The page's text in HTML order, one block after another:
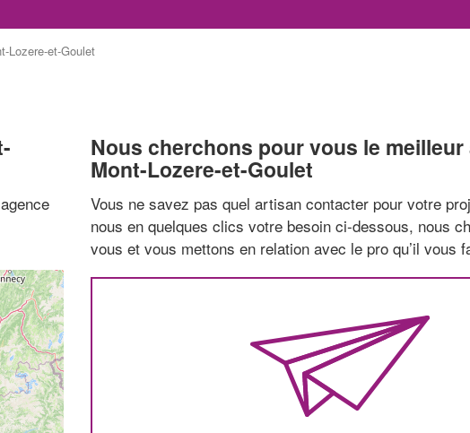
Lozere-et-Goulet
Nous cherchons pour vous le meilleur
Mont-Lozere-et-Goulet
Vous ne savez pas quel artisan contacter pour votre
nous en quelques clics votre besoin ci-dessous, nous
vous et vous mettons en relation avec le pro qu’il vous